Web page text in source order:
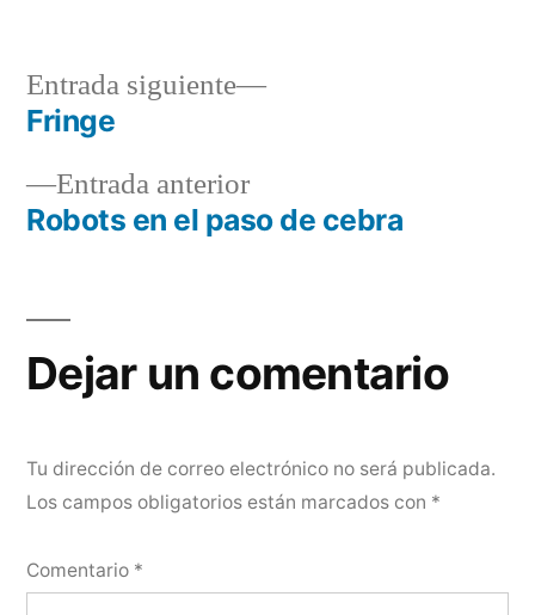
Navegación
deEntrada anteriorEntrada
anterior:
Robots en el paso de cebra
Entrada siguiente
Entrada
Fringe
Dejar un comentario
Tu dirección de correo electrónico no será publicada.
Los campos obligatorios están marcados con *
Comentario *